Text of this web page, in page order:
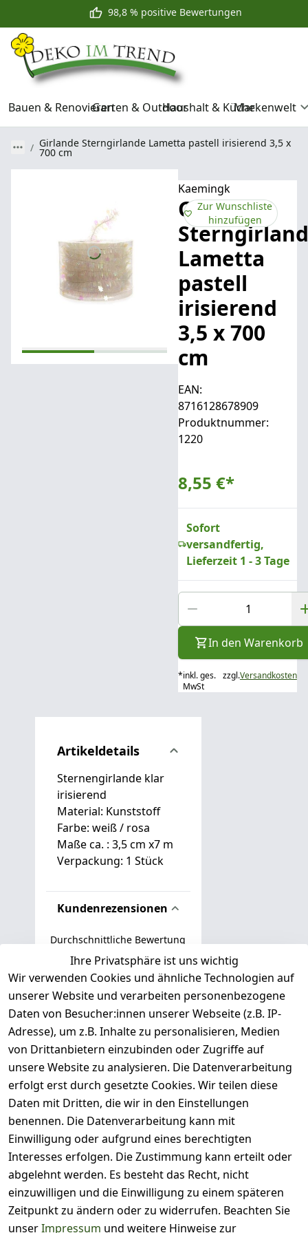
98,8 % positive Bewertungen
Bauen & RenovierenGarten & OutdoorHaushalt & KücheMarkenwelt
Girlande Sterngirlande Lametta pastell irisierend 3,5 x
700 cm
Kaemingk
Girlande
Lametta
pastell
irisierend
3,5 x 700
cm
EAN:
8716128678909
Produktnummer:
1220
8,55 €*
Zur Wunschliste
hinzufügen
Sofort
versandfertig,
Lieferzeit 1 - 3 Tage
In den Warenkorb
*inkl. ges.
MwSt
zzgl.Versandkosten
Artikeldetails
Sternengirlande klar
irisierend
Material: Kunststoff
Farbe: weiß / rosa
Maße ca. : 3,5 cm x7 m
Verpackung: 1 Stück
Kundenrezensionen
Durchschnittliche Bewertung
0
Basierend auf 0 Bewertung(en)
Bewertung abgeben
5
( 0
)
4
( 0
)
3
( 0
)
2
( 0
1
)
Es hat noch niemand
Ihre Privatsphäre ist uns wichtig
Wir verwenden Cookies und ähnliche Technologien auf
unserer Website und verarbeiten personenbezogene
Daten von Besucher:innen unserer Webseite (z.B. IP-
Adresse), um z.B. Inhalte zu personalisieren, Medien
von Drittanbietern einzubinden oder Zugriffe auf
unsere Website zu analysieren. Die Datenverarbeitung
erfolgt erst durch gesetzte Cookies. Wir teilen diese
Daten mit Dritten, die wir in den Einstellungen
benennen. Die Datenverarbeitung kann mit
Einwilligung oder aufgrund eines berechtigten
Interesses erfolgen. Die Zustimmung kann erteilt oder
abgelehnt werden. Es besteht das Recht, nicht
einzuwilligen und die Einwilligung zu einem späteren
Zeitpunkt zu ändern oder zu widerrufen. Beachten Sie
unserImpressum und weitere Hinweise zur